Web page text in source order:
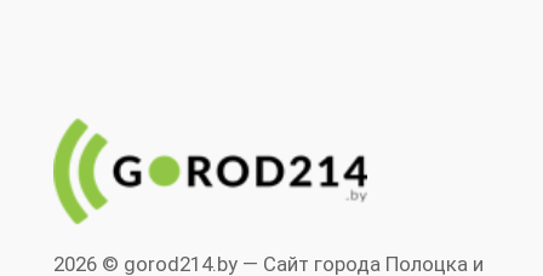
2026 © gorod214.by — Сайт города Полоцка и